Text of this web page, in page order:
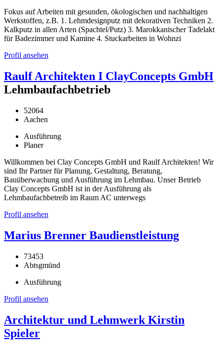
Fokus auf Arbeiten mit gesunden, ökologischen und nachhaltigen
Werkstoffen, z.B. 1. Lehmdesignputz mit dekorativen Techniken 2.
Kalkputz in allen Arten (Spachtel/Putz) 3. Marokkanischer Tadelakt
für Badezimmer und Kamine 4. Stuckarbeiten in Wohnzi
Profil ansehen
Raulf Architekten I ClayConcepts GmbH
Lehmbaufachbetrieb
52064
Aachen
Ausführung
Planer
Willkommen bei Clay Concepts GmbH und Raulf Architekten! Wir
sind Ihr Partner für Planung, Gestaltung, Beratung,
Bauüberwachung und Ausführung im Lehmbau. Unser Betrieb
Clay Concepts GmbH ist in der Ausführung als
Lehmbaufachbetreib im Raum AC unterwegs
Profil ansehen
Marius Brenner Baudienstleistung
73453
Abtsgmünd
Ausführung
Profil ansehen
Architektur und Lehmwerk Kirstin
Spieler